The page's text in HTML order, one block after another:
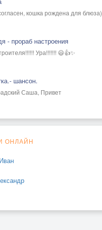
кошка рождена для блюза)
- прораб настроения
Ура!!!!!!! 😃👍✨
шансон.
Саша, Привет
ОНЛАЙН